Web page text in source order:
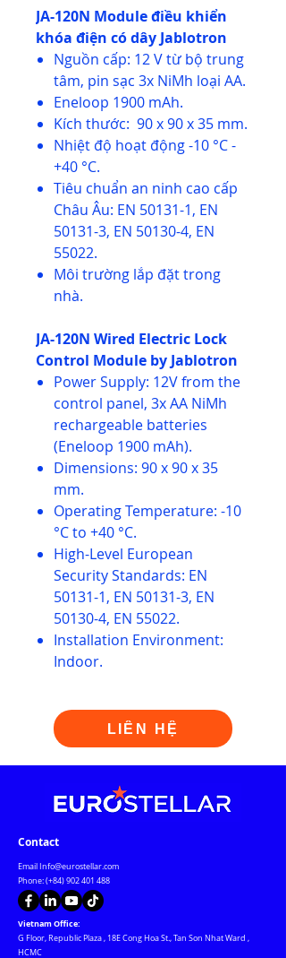
JA-120N Module điều khiển
khóa điện có dây Jablotron
Nguồn cấp: 12 V từ bộ trung
tâm, pin sạc 3x NiMh loại AA.
Eneloop 1900 mAh.
Kích thước: 90 x 90 x 35 mm.
Nhiệt độ hoạt động -10 °C -
+40 °C.
Tiêu chuẩn an ninh cao cấp
Châu Âu: EN 50131-1, EN
50131-3, EN 50130-4, EN
55022.
Môi trường lắp đặt trong
nhà.
JA-120N Wired Electric Lock
Control Module by Jablotron
Power Supply: 12V from the
control panel, 3x AA NiMh
rechargeable batteries
(Eneloop 1900 mAh).
Dimensions: 90 x 90 x 35
mm.
Operating Temperature: -10
°C to +40 °C.
High-Level European
Security Standards: EN
50131-1, EN 50131-3, EN
50130-4, EN 55022.
Installation Environment:
Indoor.
LIÊN HỆ
Contact
EmailInfo@eurostellar.com
Phone: (+84)902 401 488
Vietnam Office:
G Floor, Republic Plaza, 18E Cong Hoa St., Tan Son Nhat Ward ,
HCMC